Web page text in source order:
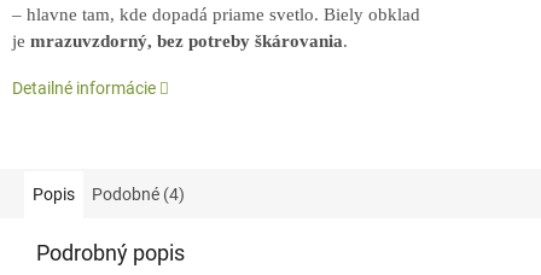
– hlavne tam, kde dopadá priame svetlo. Biely obklad
je mrazuvzdorný, bez potreby škárovania.
Detailné informácie
Popis Podobné (4)
Podrobný popis